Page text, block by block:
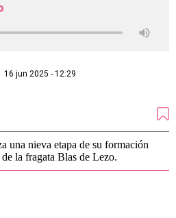
16 jun 2025 - 12:29
una nieva etapa de su formación
la fragata Blas de Lezo.